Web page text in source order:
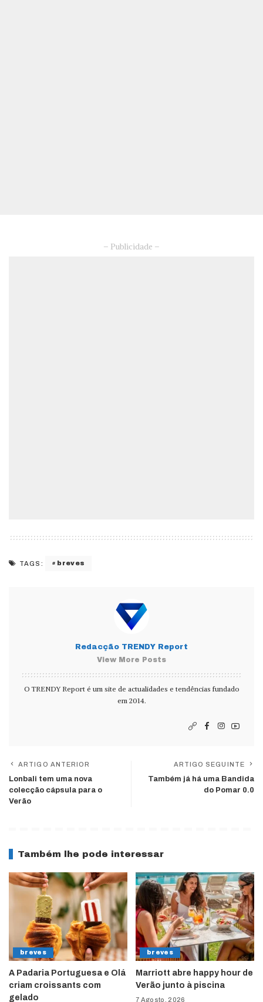
– Publicidade –
TAGS: breves
Redacção TRENDY Report
View More Posts
O TRENDY Report é um site de actualidades e tendências fundado
em 2014.
ARTIGO ANTERIOR
Lonbali tem uma nova
colecção cápsula para o
Verão
ARTIGO SEGUINTE
Também já há uma Bandida
do Pomar 0.0
Também lhe pode interessar
breves
A Padaria Portuguesa e Olá
criam croissants com
gelado
breves
Marriott abre happy hour de
Verão junto à piscina
7 Agosto, 2026